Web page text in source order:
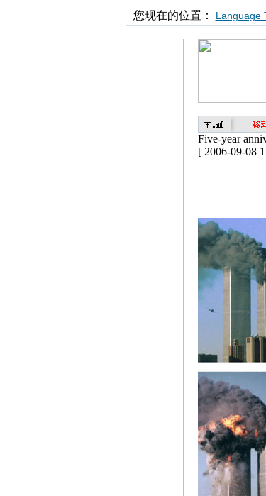
您现在的位置： Language
Five-year
[ 2006-09-08